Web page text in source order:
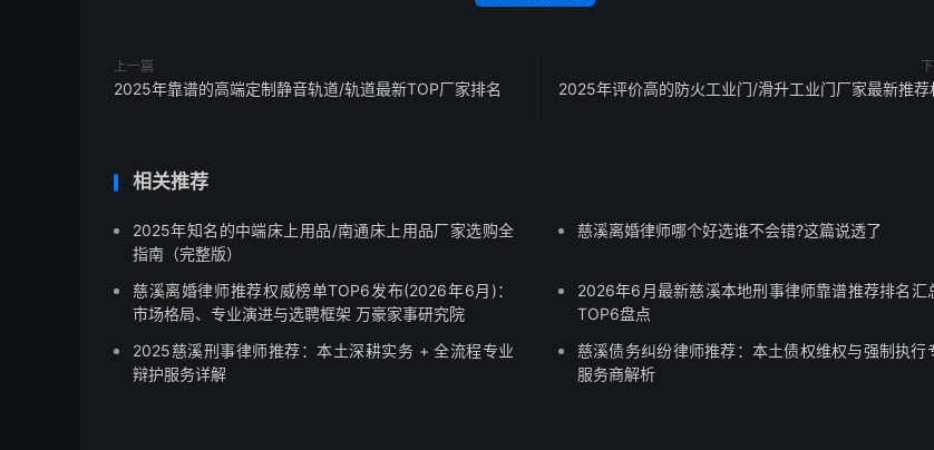
上一篇
2025年靠谱的高端定制静音轨道/轨道最新TOP厂家排名
2025年评价高的防火工业门/滑升工业门厂家最新推荐
相关推荐
2025年知名的中端床上用品/南通床上用品厂家选购全
指南（完整版）
慈溪离婚律师哪个好选谁不会错?这篇说透了
慈溪离婚律师推荐权威榜单TOP6发布(2026年6月)：
市场格局、专业演进与选聘框架 万豪家事研究院
2026年6月最新慈溪本地刑事律师靠谱推荐排名汇
TOP6盘点
2025慈溪刑事律师推荐：本土深耕实务 + 全流程专业
辩护服务详解
慈溪债务纠纷律师推荐：本土债权维权与强制执行
服务商解析